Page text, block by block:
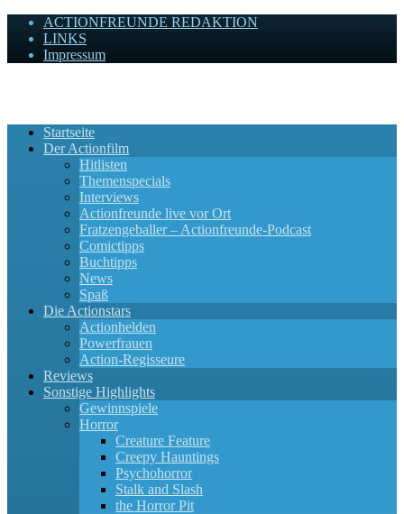
ACTIONFREUNDE REDAKTION
LINKS
Impressum
Startseite
Der Actionfilm
Hitlisten
Themenspecials
Interviews
Actionfreunde live vor Ort
Fratzengeballer – Actionfreunde-Podcast
Comictipps
Buchtipps
News
Spaß
Die Actionstars
Actionhelden
Powerfrauen
Action-Regisseure
Reviews
Sonstige Highlights
Gewinnspiele
Horror
Creature Feature
Creepy Hauntings
Psychohorror
Stalk and Slash
the Horror Pit